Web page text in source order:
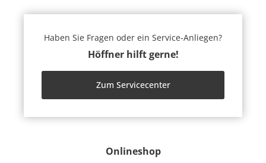
Onlineshop
Haben Sie Fragen oder ein Service-Anliegen?
Höffner hilft gerne!
Zum Servicecenter